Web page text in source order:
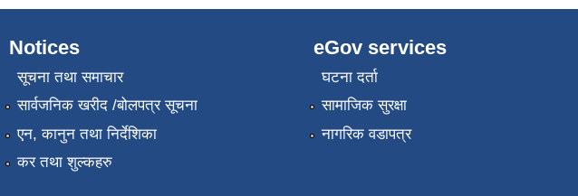
Notices
सूचना तथा समाचार
सार्वजनिक खरीद /बोलपत्र सूचना
एन, कानुन तथा निर्देशिका
कर तथा शुल्कहरु
eGov services
घटना दर्ता
सामाजिक सुरक्षा
नागरिक वडापत्र